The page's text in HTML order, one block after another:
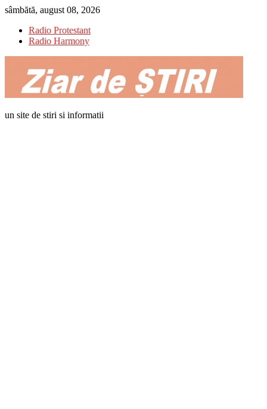
Skip
content
sâmbătă, august 08, 2026
Radio Protestant
Radio Harmony
un site de stiri si informatii